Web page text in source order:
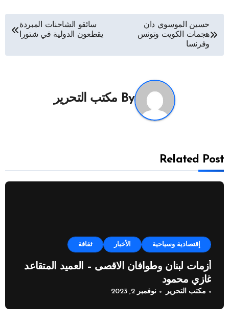
تصفّح
المقالات
حسين الموسوي دان
هجمات الكويت وتونس
وفرنسا
سائقو الشاحنات المبردة
يقطعون الدولية في شتورا
By مكتب التحرير
Related Post
إقتصادية وسياحية الأخبار ثقافة
أزمات لبنان وطوافان الاقصى – العميد المتقاعد
غازي محمود
مكتب التحرير نوفمبر 2, 2023